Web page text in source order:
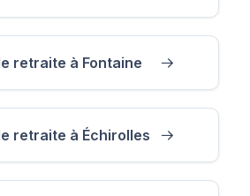
retraite à Fontaine
retraite à Échirolles